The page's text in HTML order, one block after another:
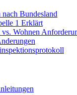
Bundesland
1 Erklärt
Wohnen